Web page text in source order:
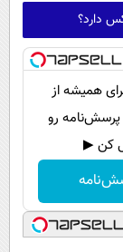
دارد؟
همیشه از
رو
کن ▶